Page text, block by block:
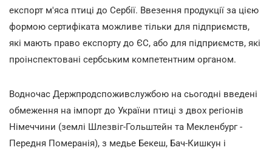
експорт м'яса птиці до Сербії. Ввезення продукції за цією
формою сертифіката можливе тільки для підприємств,
які мають право експорту до ЄС, або для підприємств, які
проінспектовані сербським компетентним органом.
Водночас Держпродспоживслужбою на сьогодні введені
обмеження на імпорт до України птиці з двох регіонів
Німеччини (землі Шлезвіг-Гольштейн та Мекленбург -
Передня Померанія), з медье Бекеш, Бач-Кишкун і